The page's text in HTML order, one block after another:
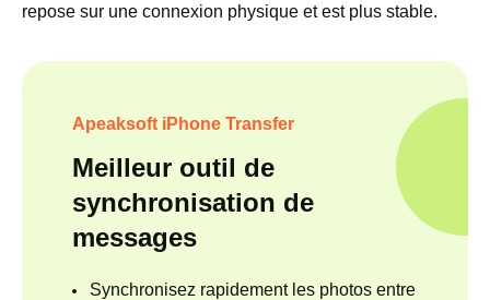
repose sur une connexion physique et est plus stable.
Apeaksoft iPhone Transfer
Meilleur outil de
synchronisation de
messages
Synchronisez rapidement les photos entre